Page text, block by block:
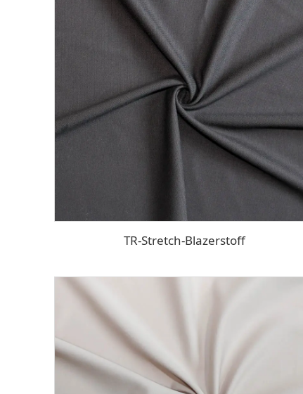
TR-Stretch-Blazerstoff